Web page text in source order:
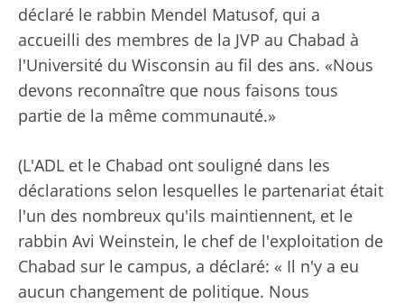
déclaré le rabbin Mendel Matusof, qui a
accueilli des membres de la JVP au Chabad à
l'Université du Wisconsin au fil des ans. «Nous
devons reconnaître que nous faisons tous
partie de la même communauté.»
(L'ADL et le Chabad ont souligné dans les
déclarations selon lesquelles le partenariat était
l'un des nombreux qu'ils maintiennent, et le
rabbin Avi Weinstein, le chef de l'exploitation de
Chabad sur le campus, a déclaré: « Il n'y a eu
aucun changement de politique. Nous